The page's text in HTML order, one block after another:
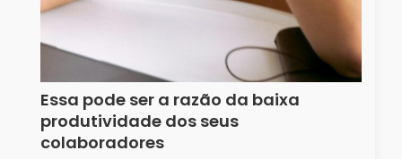
Essa pode ser a razão da baixa
produtividade dos seus
colaboradores